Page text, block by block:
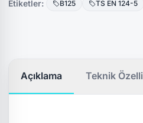
Etiketler: B125 TS EN 124-5
Açıklama Teknik